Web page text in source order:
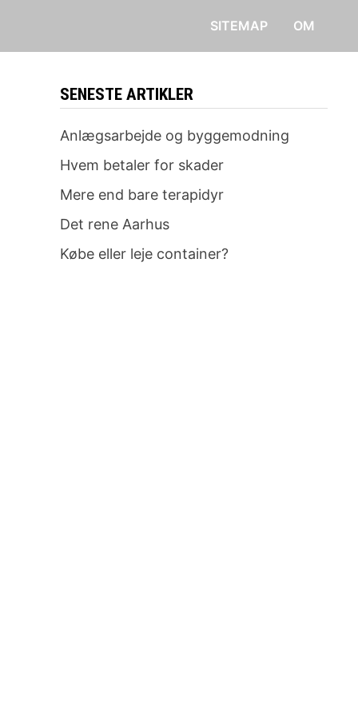
SITEMAP OM
SENESTE ARTIKLER
Anlægsarbejde og byggemodning
Hvem betaler for skader
Mere end bare terapidyr
Det rene Aarhus
Købe eller leje container?